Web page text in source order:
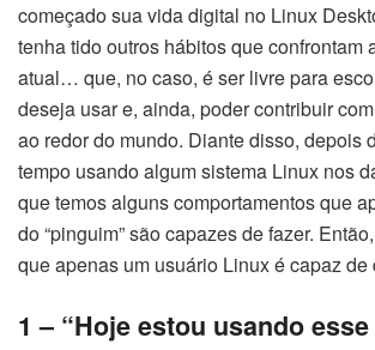
começado sua vida digital no Linux
tenha tido outros hábitos que confrontam
atual… que, no caso, é ser livre para
deseja usar e, ainda, poder contribuir
ao redor do mundo. Diante disso, depois
tempo usando algum sistema Linux nos
que temos alguns comportamentos que
do “pinguim” são capazes de fazer.
que apenas um usuário Linux é capaz de
1 – “Hoje estou usando